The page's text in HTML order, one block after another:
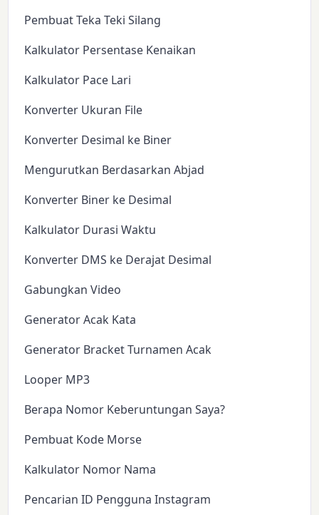
Pembuat Teka Teki Silang
Kalkulator Persentase Kenaikan
Kalkulator Pace Lari
Konverter Ukuran File
Konverter Desimal ke Biner
Mengurutkan Berdasarkan Abjad
Konverter Biner ke Desimal
Kalkulator Durasi Waktu
Konverter DMS ke Derajat Desimal
Gabungkan Video
Generator Acak Kata
Generator Bracket Turnamen Acak
Looper MP3
Berapa Nomor Keberuntungan Saya?
Pembuat Kode Morse
Kalkulator Nomor Nama
Pencarian ID Pengguna Instagram